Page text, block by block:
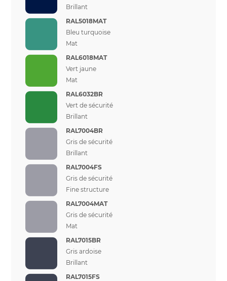
Brillant
RAL5018MAT
Bleu turquoise
Mat
RAL6018MAT
Vert jaune
Mat
RAL6032BR
Vert de sécurité
Brillant
RAL7004BR
Gris de sécurité
Brillant
RAL7004FS
Gris de sécurité
Fine structure
RAL7004MAT
Gris de sécurité
Mat
RAL7015BR
Gris ardoise
Brillant
RAL7015FS